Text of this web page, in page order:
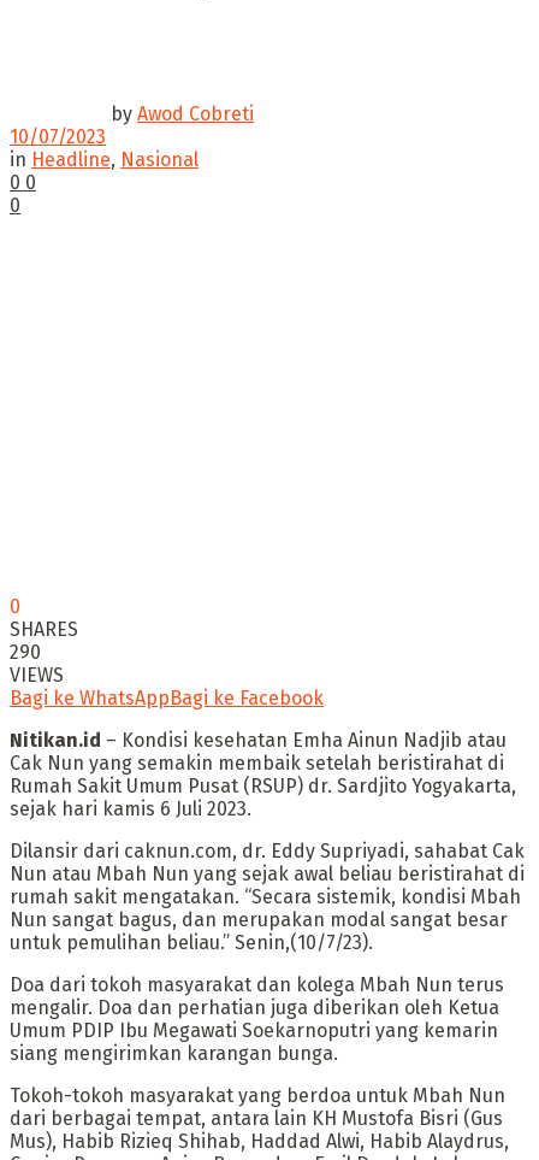
by Awod Cobreti
10/07/2023
in Headline, Nasional
0 0
0
0
SHARES
290
VIEWS
Bagi ke WhatsAppBagi ke Facebook
Nitikan.id – Kondisi kesehatan Emha Ainun Nadjib atau
Cak Nun yang semakin membaik setelah beristirahat di
Rumah Sakit Umum Pusat (RSUP) dr. Sardjito Yogyakarta,
sejak hari kamis 6 Juli 2023.
Dilansir dari caknun.com, dr. Eddy Supriyadi, sahabat Cak
Nun atau Mbah Nun yang sejak awal beliau beristirahat di
rumah sakit mengatakan. “Secara sistemik, kondisi Mbah
Nun sangat bagus, dan merupakan modal sangat besar
untuk pemulihan beliau.” Senin,(10/7/23).
Doa dari tokoh masyarakat dan kolega Mbah Nun terus
mengalir. Doa dan perhatian juga diberikan oleh Ketua
Umum PDIP Ibu Megawati Soekarnoputri yang kemarin
siang mengirimkan karangan bunga.
Tokoh-tokoh masyarakat yang berdoa untuk Mbah Nun
dari berbagai tempat, antara lain KH Mustofa Bisri (Gus
Mus), Habib Rizieq Shihab, Haddad Alwi, Habib Alaydrus,